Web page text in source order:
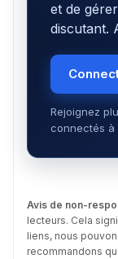
et de
discutant.
Rejoignez
connectés à
Avis de non-
lecteurs. Cela
liens, nous
recommandons